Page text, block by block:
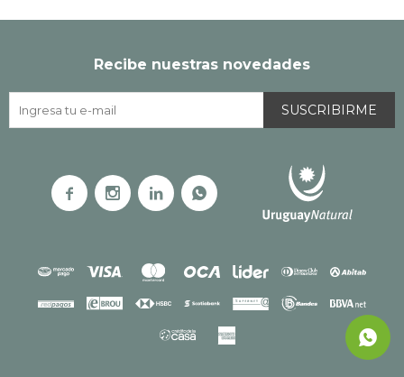
Recibe nuestras novedades
SUSCRIBIRME
   